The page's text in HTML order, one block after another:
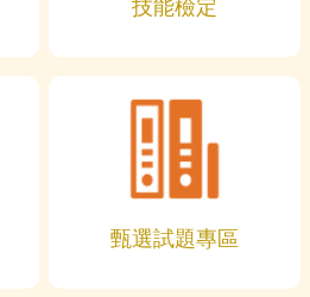
技能檢定
甄選試題專區